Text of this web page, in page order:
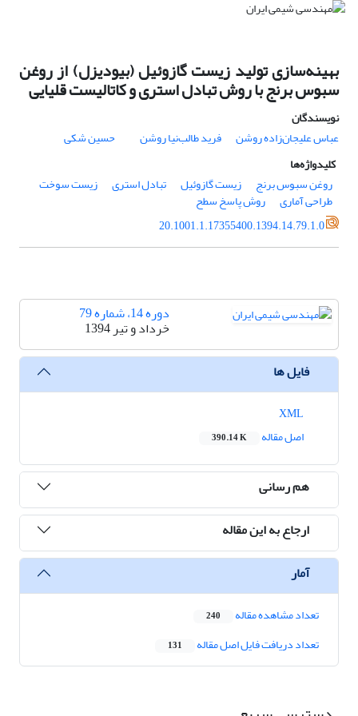
بهینه‌سازی تولید زیست گازوئیل (بیودیزل) از روغن
سبوس برنج با روش تبادل استری و کاتالیست قلیایی
نویسندگان
عباس علیجان‌زاده روشن
فرید طالب‌نیا روشن
حسین شکی
کلیدواژه‌ها
روغن سبوس برنج
زیست گازوئیل تبادل استری زیست سوخت
طراحی آماری
روش پاسخ سطح
20.1001.1.17355400.1394.14.79.1.0
دوره 14، شماره 79
خرداد و تیر 1394
فایل ها
اصل مقاله
390.14 K
هم رسانی
ارجاع به این مقاله
آمار
تعداد مشاهده مقاله 240
تعداد دریافت فایل اصل مقاله 131